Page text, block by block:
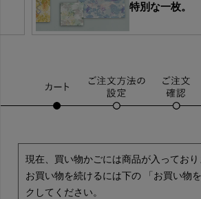
特別な一枚。
現在、買い物かごには商品が入っており
お買い物を続けるには下の 「お買い物
クしてください。